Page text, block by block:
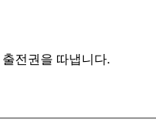
전권을 따냅니다.